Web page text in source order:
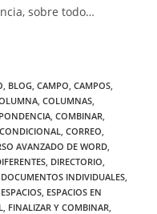
sobre todo…
, BLOG, CAMPO, CAMPOS,
, COLUMNAS,
, COMBINAR,
CONDICIONAL, CORREO,
AVANZADO DE WORD,
, DIRECTORIO,
DOCUMENTOS INDIVIDUALES,
ESPACIOS, ESPACIOS EN
, FINALIZAR Y COMBINAR,